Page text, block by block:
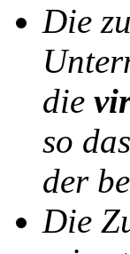
Die
die
so
der
Die